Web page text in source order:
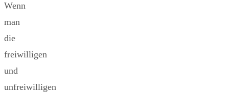
Wenn
man
die
freiwilligen
und
unfreiwilligen